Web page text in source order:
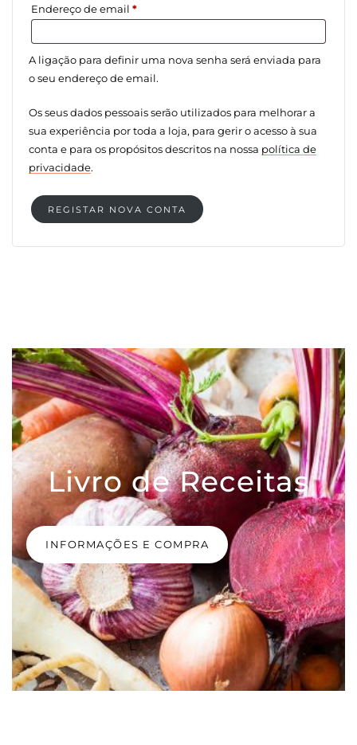
Endereço de email *Obrigatório
A ligação para definir uma nova senha será enviada para
o seu endereço de email.
Os seus dados pessoais serão utilizados para melhorar a
sua experiência por toda a loja, para gerir o acesso à sua
conta e para os propósitos descritos na nossa política de
privacidade.
REGISTAR NOVA CONTA
Livro de Receitas
INFORMAÇÕES E COMPRA